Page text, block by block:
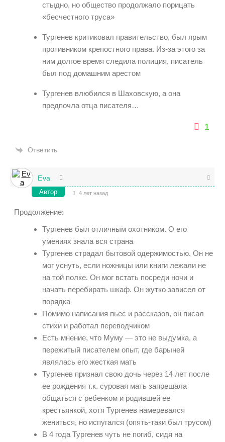
стыдно, но общество продолжало порицать
«бесчестного труса»
Тургенев критиковал правительство, был ярым
противником крепостного права. Из-за этого за
ним долгое время следила полиция, писатель
был под домашним арестом
Тургенев влюбился в Шаховскую, а она
предпочла отца писателя…
1
Ответить
Eva
Автор 4 лет назад
Продолжение:
Тургенев был отличным охотником. О его
умениях знала вся страна
Тургенев страдал бытовой одержимостью. Он не
мог уснуть, если ножницы или книги лежали не
на той полке. Он мог встать посреди ночи и
начать перебирать шкаф. Он жутко зависел от
порядка
Помимо написания пьес и рассказов, он писал
стихи и работал переводчиком
Есть мнение, что Муму — это не выдумка, а
пережитый писателем опыт, где барыней
являлась его жесткая мать
Тургенев признал свою дочь через 14 лет после
ее рождения т.к. суровая мать запрещала
общаться с ребенком и родившей ее
крестьянкой, хотя Тургенев намеревался
жениться, но испугался (опять-таки был трусом)
В 4 года Тургенев чуть не погиб, сидя на